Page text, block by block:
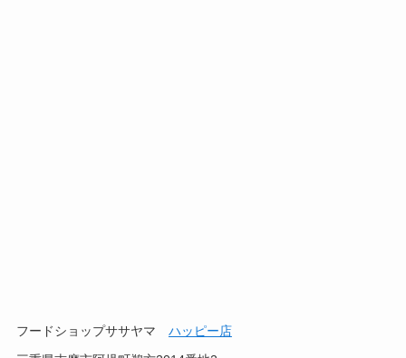
フードショップササヤマ ハッピー店